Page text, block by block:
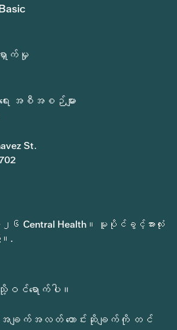
ာက်မှု
ေး အစီအစဉ်များ
St.
Central Health။ မူပိုင်ခွင့်အားလုံး
။.
ရောက်ပါ။
းအချက်အလတ် တောင်းဆိုချက်ကို တင်